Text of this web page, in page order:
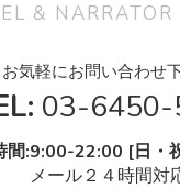
& NARRATOR
お気軽にお問い合わせ
03-
間:9:00-22:00 [日・
メール２４時間対